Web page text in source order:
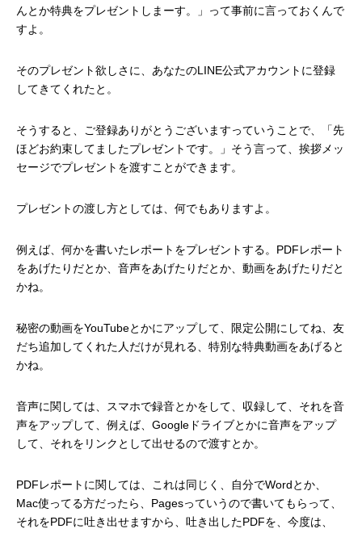
んとか特典をプレゼントしまーす。」って事前に言っておくんで
すよ。
そのプレゼント欲しさに、あなたのLINE公式アカウントに登録
してきてくれたと。
そうすると、ご登録ありがとうございますっていうことで、「先
ほどお約束してましたプレゼントです。」そう言って、挨拶メッ
セージでプレゼントを渡すことができます。
プレゼントの渡し方としては、何でもありますよ。
例えば、何かを書いたレポートをプレゼントする。PDFレポート
をあげたりだとか、音声をあげたりだとか、動画をあげたりだと
かね。
秘密の動画をYouTubeとかにアップして、限定公開にしてね、友
だち追加してくれた人だけが見れる、特別な特典動画をあげると
かね。
音声に関しては、スマホで録音とかをして、収録して、それを音
声をアップして、例えば、Googleドライブとかに音声をアップ
して、それをリンクとして出せるので渡すとか。
PDFレポートに関しては、これは同じく、自分でWordとか、
Mac使ってる方だったら、Pagesっていうので書いてもらって、
それをPDFに吐き出せますから、吐き出したPDFを、今度は、